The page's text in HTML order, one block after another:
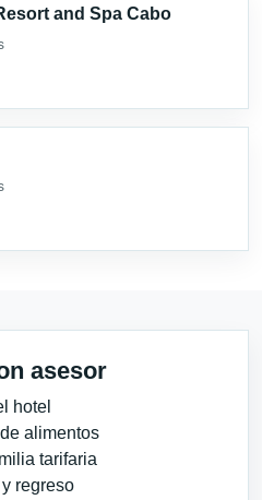
and Spa Cabo
asesor
hotel
alimentos
tarifaria
regreso